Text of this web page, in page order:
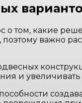
о том, какие
важно
и увеличивать